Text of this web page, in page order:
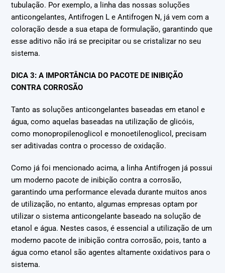
tubulação. Por exemplo, a linha das nossas soluções
anticongelantes, Antifrogen L e Antifrogen N, já vem com a
coloração desde a sua etapa de formulação, garantindo que
esse aditivo não irá se precipitar ou se cristalizar no seu
sistema.
DICA 3: A IMPORTÂNCIA DO PACOTE DE INIBIÇÃO
CONTRA CORROSÃO
Tanto as soluções anticongelantes baseadas em etanol e
água, como aquelas baseadas na utilização de glicóis,
como monopropilenoglicol e monoetilenoglicol, precisam
ser aditivadas contra o processo de oxidação.
Como já foi mencionado acima, a linha Antifrogen já possui
um moderno pacote de inibição contra a corrosão,
garantindo uma performance elevada durante muitos anos
de utilização, no entanto, algumas empresas optam por
utilizar o sistema anticongelante baseado na solução de
etanol e água. Nestes casos, é essencial a utilização de um
moderno pacote de inibição contra corrosão, pois, tanto a
água como etanol são agentes altamente oxidativos para o
sistema.